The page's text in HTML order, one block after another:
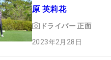
原 英莉花
ドライバー 正面
2023年2月28日